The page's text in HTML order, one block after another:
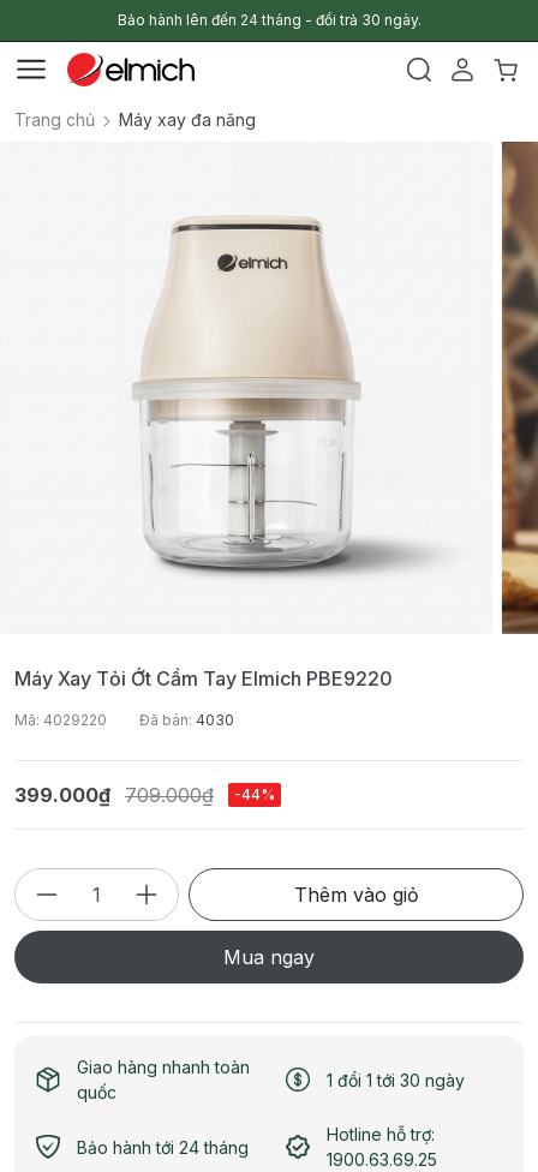
Bảo hành lên đến 24 tháng - đổi trả 30 ngày.
Trang chủ Máy xay đa năng
Máy Xay Tỏi Ớt Cầm Tay Elmich PBE9220
Mã: 4029220 Đã bán: 4030
399.000₫ 709.000₫ -44%
Thêm vào giỏ
Mua ngay
Giao hàng nhanh toàn
quốc
1 đổi 1 tới 30 ngày
Bảo hành tới 24 tháng
Hotline hỗ trợ:
1900.63.69.25